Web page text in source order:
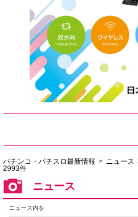
パチンコ・パチスロ最新情報 ニュース
2993件
ニュース
ニュース内を